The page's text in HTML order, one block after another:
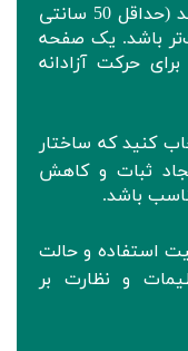
کنید که پهنای تسمه تردمیل مناسب شد (حداقل 50 سانتی
باشد. یک صفحه
حرکت آزادانه
کنید که ساختار
ثبات و کاهش
باشد.
استفاده و حالت
و نظارت بر